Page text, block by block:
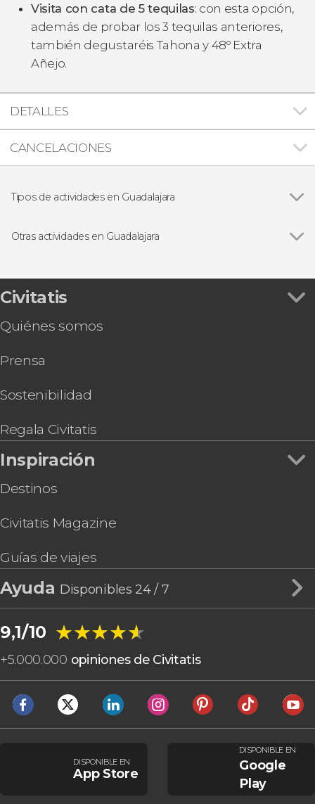
Visita con cata de 5 tequilas: con esta opción,
además de probar los 3 tequilas anteriores,
también degustaréis Tahona y 48º Extra
Añejo.
DETALLES
CANCELACIONES
Tipos de actividades en Guadalajara
Free Tour
Otras actividades en Guadalajara
Entrada al Acuario Michin Guadalajara
Cena con espectáculo de mariachis + Autobús
Paseo a caballo por Tequila + Visita a una
Tour por los museos de Guadalajara
Espectáculo de lucha libre en Guadalajara
Tour en bicicleta por Guadalajara
Civitatis
Quiénes somos
Prensa
Sostenibilidad
Regala Civitatis
Inspiración
Destinos
Civitatis Magazine
Guías de viajes
Ayuda Disponibles 24 / 7
9,1/10 ★★★★★
★★★★★
+5.000.000 opiniones de Civitatis
DISPONIBLE EN
App Store
DISPONIBLE EN
Google
Play